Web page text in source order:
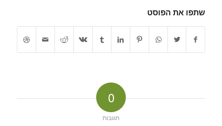
שתפו את הפוסט
0
תגובות